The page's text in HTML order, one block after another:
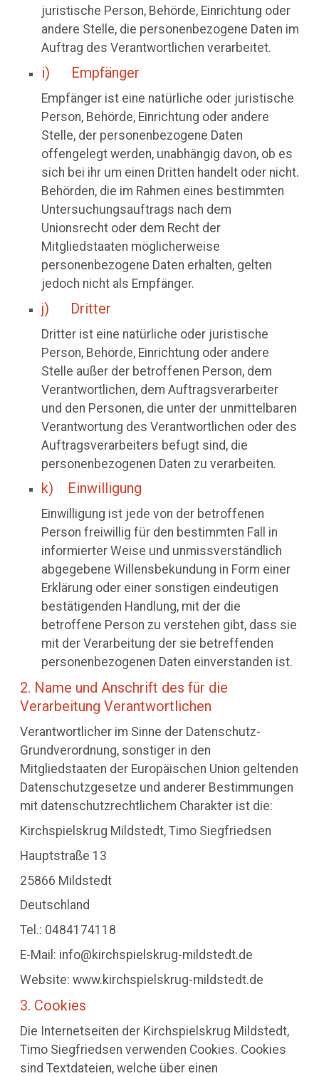
juristische Person, Behörde, Einrichtung oder
andere Stelle, die personenbezogene Daten im
Auftrag des Verantwortlichen verarbeitet.
i) Empfänger
Empfänger ist eine natürliche oder juristische
Person, Behörde, Einrichtung oder andere
Stelle, der personenbezogene Daten
offengelegt werden, unabhängig davon, ob es
sich bei ihr um einen Dritten handelt oder nicht.
Behörden, die im Rahmen eines bestimmten
Untersuchungsauftrags nach dem
Unionsrecht oder dem Recht der
Mitgliedstaaten möglicherweise
personenbezogene Daten erhalten, gelten
jedoch nicht als Empfänger.
j) Dritter
Dritter ist eine natürliche oder juristische
Person, Behörde, Einrichtung oder andere
Stelle außer der betroffenen Person, dem
Verantwortlichen, dem Auftragsverarbeiter
und den Personen, die unter der unmittelbaren
Verantwortung des Verantwortlichen oder des
Auftragsverarbeiters befugt sind, die
personenbezogenen Daten zu verarbeiten.
k) Einwilligung
Einwilligung ist jede von der betroffenen
Person freiwillig für den bestimmten Fall in
informierter Weise und unmissverständlich
abgegebene Willensbekundung in Form einer
Erklärung oder einer sonstigen eindeutigen
bestätigenden Handlung, mit der die
betroffene Person zu verstehen gibt, dass sie
mit der Verarbeitung der sie betreffenden
personenbezogenen Daten einverstanden ist.
2. Name und Anschrift des für die
Verarbeitung Verantwortlichen
Verantwortlicher im Sinne der Datenschutz-
Grundverordnung, sonstiger in den
Mitgliedstaaten der Europäischen Union geltenden
Datenschutzgesetze und anderer Bestimmungen
mit datenschutzrechtlichem Charakter ist die:
Kirchspielskrug Mildstedt, Timo Siegfriedsen
Hauptstraße 13
25866 Mildstedt
Deutschland
Tel.: 0484174118
E-Mail: info@kirchspielskrug-mildstedt.de
Website: www.kirchspielskrug-mildstedt.de
3. Cookies
Die Internetseiten der Kirchspielskrug Mildstedt,
Timo Siegfriedsen verwenden Cookies. Cookies
sind Textdateien, welche über einen